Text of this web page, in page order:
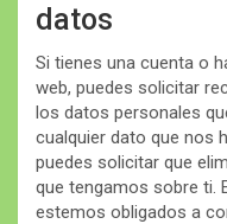
datos
Si tienes una cuenta o
web, puedes solicitar
los datos personales
cualquier dato que nos
puedes solicitar que
que tengamos sobre ti.
estemos obligados a